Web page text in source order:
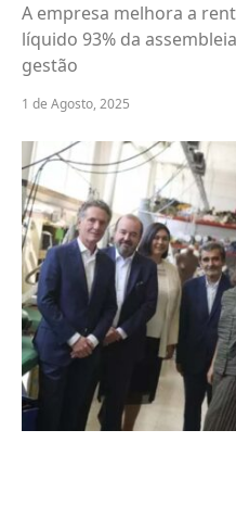
A empresa melhora a
líquido 93% da
gestão
1 de Agosto, 2025